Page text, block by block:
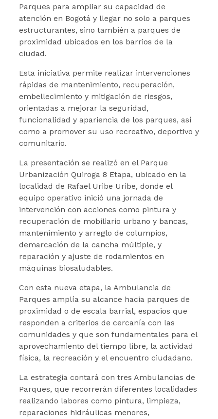
Parques para ampliar su capacidad de
atención en Bogotá y llegar no solo a parques
estructurantes, sino también a parques de
proximidad ubicados en los barrios de la
ciudad.
Esta iniciativa permite realizar intervenciones
rápidas de mantenimiento, recuperación,
embellecimiento y mitigación de riesgos,
orientadas a mejorar la seguridad,
funcionalidad y apariencia de los parques, así
como a promover su uso recreativo, deportivo y
comunitario.
La presentación se realizó en el Parque
Urbanización Quiroga 8 Etapa, ubicado en la
localidad de Rafael Uribe Uribe, donde el
equipo operativo inició una jornada de
intervención con acciones como pintura y
recuperación de mobiliario urbano y bancas,
mantenimiento y arreglo de columpios,
demarcación de la cancha múltiple, y
reparación y ajuste de rodamientos en
máquinas biosaludables.
Con esta nueva etapa, la Ambulancia de
Parques amplía su alcance hacia parques de
proximidad o de escala barrial, espacios que
responden a criterios de cercanía con las
comunidades y que son fundamentales para el
aprovechamiento del tiempo libre, la actividad
física, la recreación y el encuentro ciudadano.
La estrategia contará con tres Ambulancias de
Parques, que recorrerán diferentes localidades
realizando labores como pintura, limpieza,
reparaciones hidráulicas menores,